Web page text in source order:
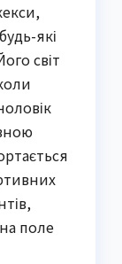
які
світ
поле